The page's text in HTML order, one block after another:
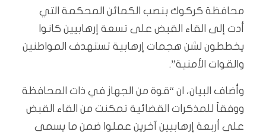
محافظة كركوك بنصب الكمائن المحكمة التي
أدت إلى القاء القبض على تسعة إرهابيين كانوا
يخططون لشن هجمات إرهابية تستهدف المواطنين
والقوات الأمنية”.
وأضاف البيان، ان “قوة من الجهاز في ذات المحافظة
ووفقاً للمذكرات القضائية تمكنت من القاء القبض
على أربعة إرهابيين آخرين عملوا ضمن ما يسمى